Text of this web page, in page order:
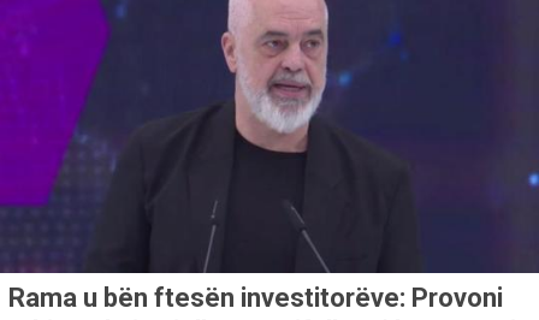
Rama u bën ftesën investitorëve: Provoni